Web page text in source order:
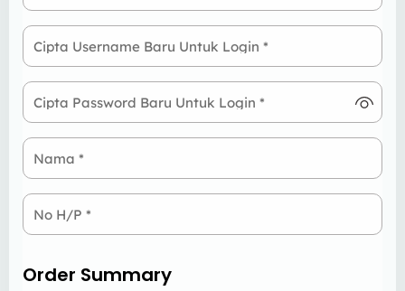
Cipta Username Baru Untuk Login *
Cipta Password Baru Untuk Login *
Nama *
No H/P *
Order Summary